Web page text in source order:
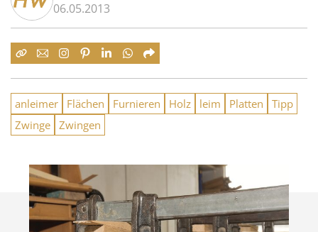
06.05.2013
anleimer Flächen Furnieren Holz leim Platten
Tipp
Zwinge Zwingen